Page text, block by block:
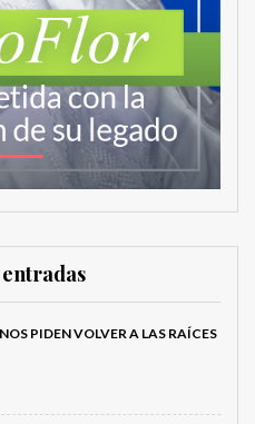
PIDEN VOLVER A LAS RAÍCES